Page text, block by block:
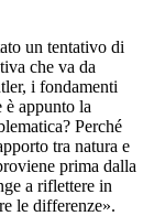
un tentativo di
che va da
i fondamenti
appunto la
Perché
tra natura e
prima dalla
a riflettere in
le differenze».